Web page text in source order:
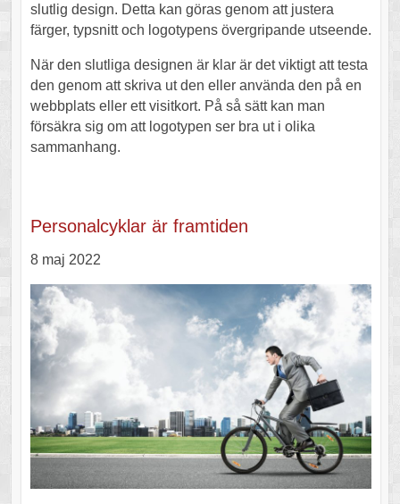
slutlig design. Detta kan göras genom att justera
färger, typsnitt och logotypens övergripande utseende.
När den slutliga designen är klar är det viktigt att testa
den genom att skriva ut den eller använda den på en
webbplats eller ett visitkort. På så sätt kan man
försäkra sig om att logotypen ser bra ut i olika
sammanhang.
Personalcyklar är framtiden
8 maj 2022